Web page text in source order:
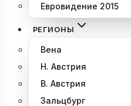
Евровидение 2015
РЕГИОНЫ
Вена
Н. Австрия
В. Австрия
Зальцбург